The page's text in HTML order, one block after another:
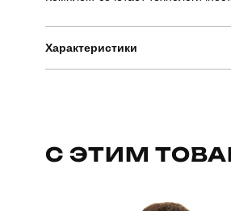
Характеристики
Сезон
С ЭТИМ